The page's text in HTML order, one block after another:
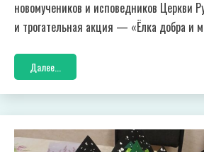
новомучеников и исповедников Церкви
и трогательная акция — «Ёлка добра и
Далее...